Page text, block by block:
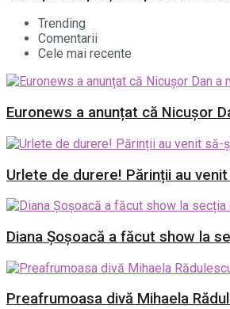
Trending
Comentarii
Cele mai recente
Euronews a anunțat că Nicușor
Urlete de durere! Părinții au
Diana Șoșoacă a făcut show la
Preafrumoasa divă Mihaela